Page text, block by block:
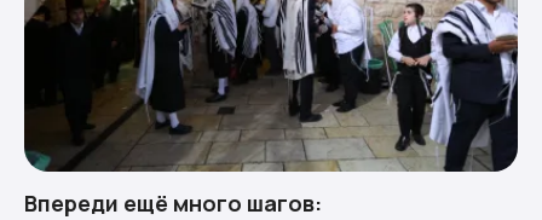
Впереди ещё много шагов: